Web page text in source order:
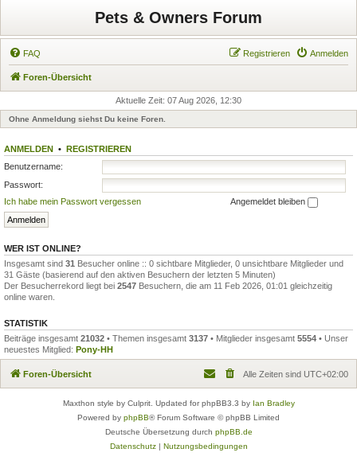
Pets & Owners Forum
FAQ Anmelden
Registrieren
Foren-Übersicht
Aktuelle Zeit: 07 Aug 2026, 12:30
Ohne Anmeldung siehst Du keine Foren.
ANMELDEN • REGISTRIEREN
Benutzername:
Passwort:
Ich habe mein Passwort vergessen
Angemeldet bleiben
WER IST ONLINE?
Insgesamt sind 31 Besucher online :: 0 sichtbare Mitglieder, 0 unsichtbare Mitglieder und
31 Gäste (basierend auf den aktiven Besuchern der letzten 5 Minuten)
Der Besucherrekord liegt bei 2547 Besuchern, die am 11 Feb 2026, 01:01 gleichzeitig
online waren.
STATISTIK
Beiträge insgesamt 21032 • Themen insgesamt 3137 • Mitglieder insgesamt 5554 • Unser
neuestes Mitglied: Pony-HH
Foren-Übersicht Alle Zeiten sind UTC+02:00
Maxthon style by Culprit. Updated for phpBB3.3 by Ian Bradley
Powered by phpBB® Forum Software © phpBB Limited
Deutsche Übersetzung durch phpBB.de
Datenschutz| Nutzungsbedingungen